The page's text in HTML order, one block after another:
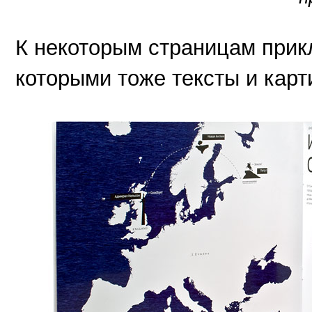
К некоторым страницам
которыми тоже тексты и